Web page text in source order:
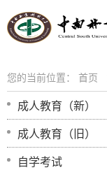
您的当前位置： 首页
成人教育（新）
成人教育（旧）
自学考试